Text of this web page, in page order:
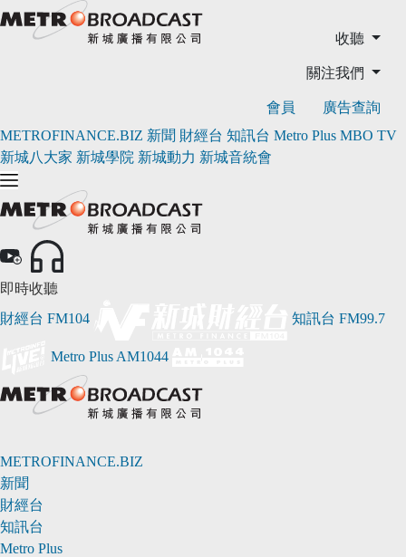
收聽
關注我們
會員
廣告查詢
METROFINANCE.BIZ 新聞 財經台 知訊台 Metro Plus MBO TV
新城八大家 新城學院 新城動力 新城音統會
即時收聽
財經台 FM104 知訊台 FM99.7
Metro Plus AM1044
METROFINANCE.BIZ
新聞
財經台
知訊台
Metro Plus